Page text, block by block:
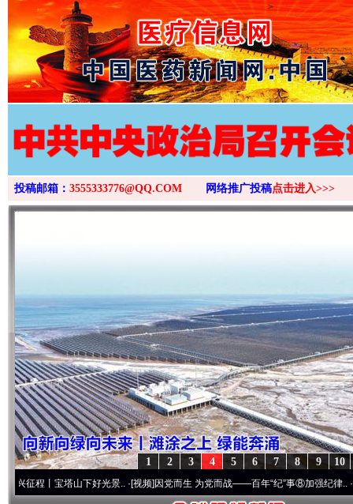
>
投稿邮箱： 3555333776@QQ.COM 网络推广投稿点击进入>>>
10
9
8
7
6
5
4
3
2
1
宝塔山下好光景..·[视频]因党而生 为党而战——百年“纪”事⑧加强纪律..·[视频]牢记